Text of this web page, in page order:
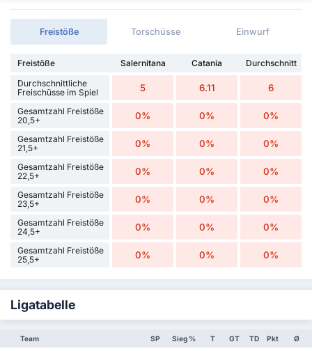
Freistöße Torschüsse Einwurf
Freistöße Salernitana Catania
Durchschnitt
Durchschnittliche
Freischüsse im Spiel
5 6.11 6
Gesamtzahl Freistöße
20,5+
0% 0% 0%
Gesamtzahl Freistöße
21,5+
0% 0% 0%
Gesamtzahl Freistöße
22,5+
0% 0% 0%
Gesamtzahl Freistöße
23,5+
0% 0% 0%
Gesamtzahl Freistöße
24,5+
0% 0% 0%
Gesamtzahl Freistöße
25,5+
0% 0% 0%
Ligatabelle
Team SP Sieg % T GT TD Pkt Ø